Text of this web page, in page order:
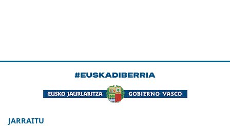
JARRAITU